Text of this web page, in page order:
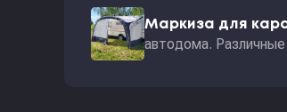
Маркиза для
автодома.